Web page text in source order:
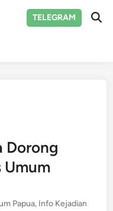
TELEGRAM
Dorong
Umum
Papua, Info Kejadian